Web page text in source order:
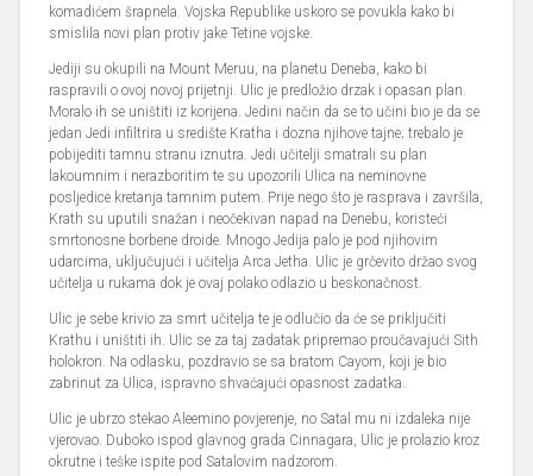
komadićem šrapnela. Vojska Republike uskoro se povukla kako bi
smislila novi plan protiv jake Tetine vojske.
Jediji su okupili na Mount Meruu, na planetu Deneba, kako bi
raspravili o ovoj novoj prijetnji. Ulic je predložio drzak i opasan plan.
Moralo ih se uništiti iz korijena. Jedini način da se to učini bio je da se
jedan Jedi infiltrira u središte Kratha i dozna njihove tajne; trebalo je
pobijediti tamnu stranu iznutra. Jedi učitelji smatrali su plan
lakoumnim i nerazboritim te su upozorili Ulica na neminovne
posljedice kretanja tamnim putem. Prije nego što je rasprava i završila,
Krath su uputili snažan i neočekivan napad na Denebu, koristeći
smrtonosne borbene droide. Mnogo Jedija palo je pod njihovim
udarcima, uključujući i učitelja Arca Jetha. Ulic je grčevito držao svog
učitelja u rukama dok je ovaj polako odlazio u beskonačnost.
Ulic je sebe krivio za smrt učitelja te je odlučio da će se priključiti
Krathu i uništiti ih. Ulic se za taj zadatak pripremao proučavajući Sith
holokron. Na odlasku, pozdravio se sa bratom Cayom, koji je bio
zabrinut za Ulica, ispravno shvaćajući opasnost zadatka.
Ulic je ubrzo stekao Aleemino povjerenje, no Satal mu ni izdaleka nije
vjerovao. Duboko ispod glavnog grada Cinnagara, Ulic je prolazio kroz
okrutne i teške ispite pod Satalovim nadzorom.